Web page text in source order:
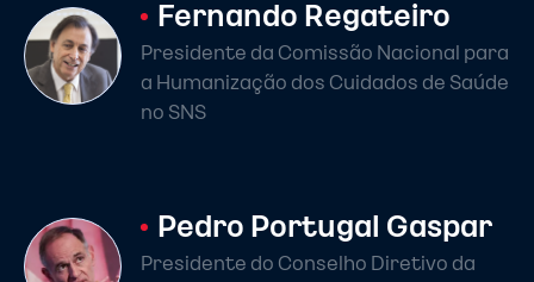
Fernando Regateiro
Presidente da Comissão Nacional para
a Humanização dos Cuidados de Saúde
no SNS
Pedro Portugal Gaspar
Presidente do Conselho Diretivo da